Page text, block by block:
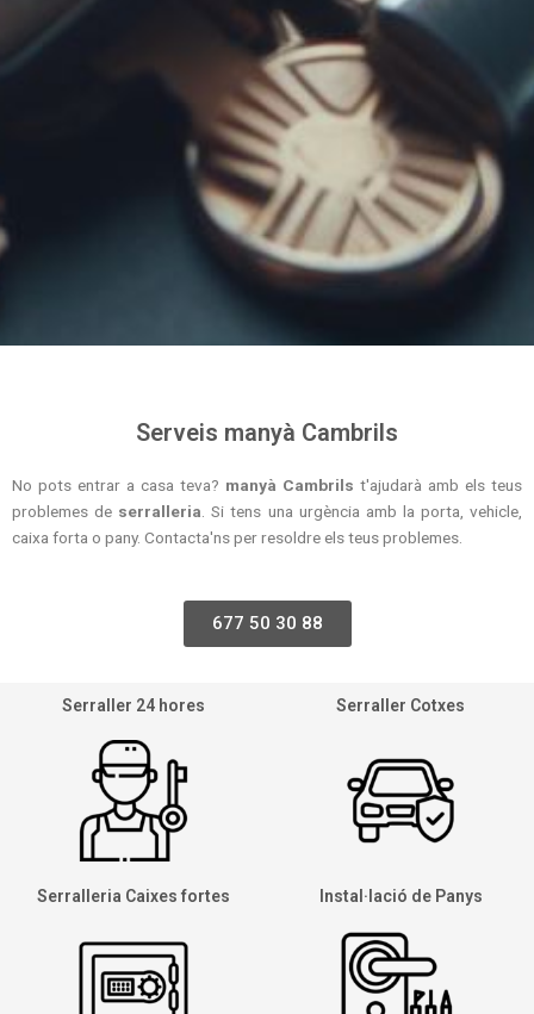
Serveis manyà Cambrils
No pots entrar a casa teva? manyà Cambrils t'ajudarà amb els teus
problemes de serralleria . Si tens una urgència amb la porta, vehicle,
caixa forta o pany. Contacta'ns per resoldre els teus problemes.
677 50 30 88
Serraller 24 hores Serraller Cotxes
Serralleria Caixes fortes Instal·lació de Panys